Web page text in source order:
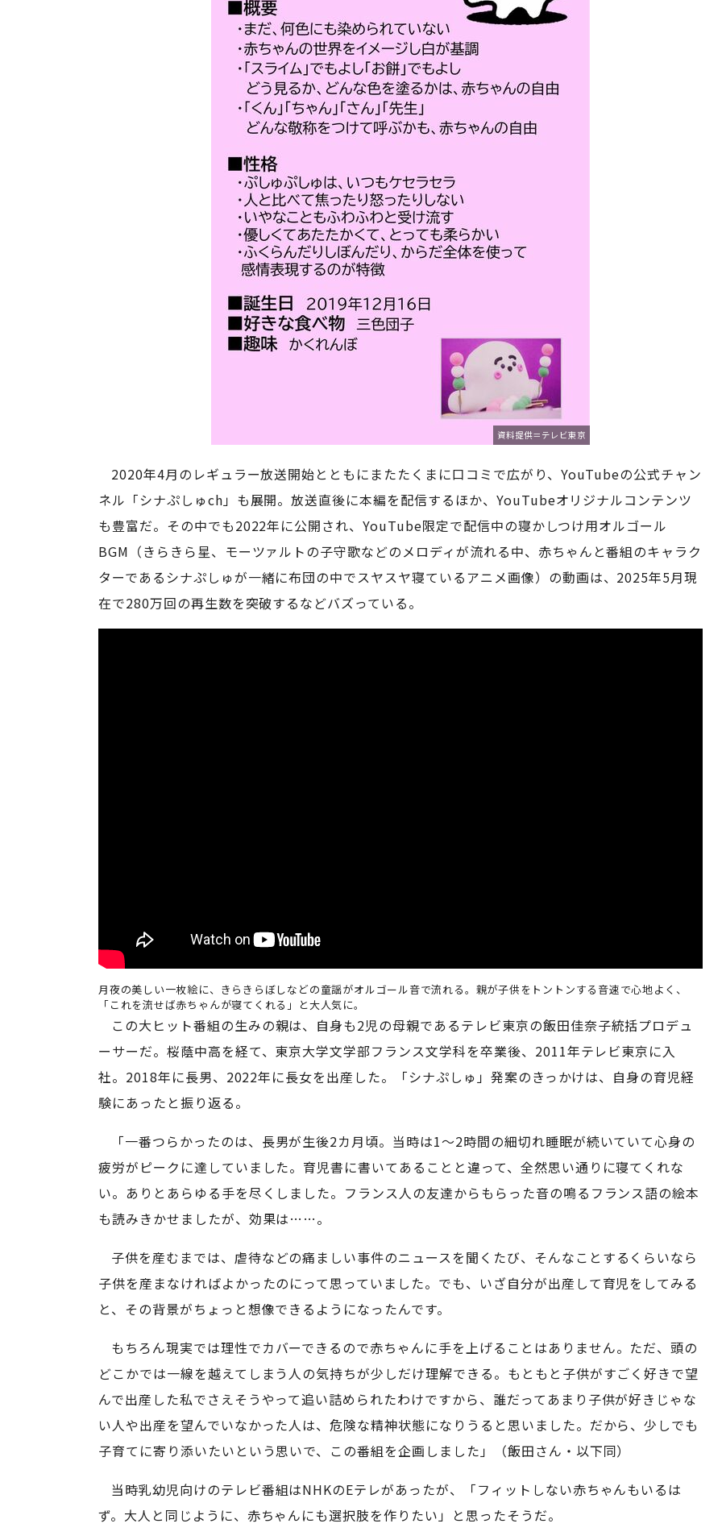
資料提供＝テレビ東京
2020年4月のレギュラー放送開始とともにまたたくまに口コミで広がり、YouTubeの公式チャン
ネル「シナぷしゅch」も展開。放送直後に本編を配信するほか、YouTubeオリジナルコンテンツ
も豊富だ。その中でも2022年に公開され、YouTube限定で配信中の寝かしつけ用オルゴール
BGM（きらきら星、モーツァルトの子守歌などのメロディが流れる中、赤ちゃんと番組のキャラク
ターであるシナぷしゅが一緒に布団の中でスヤスヤ寝ているアニメ画像）の動画は、2025年5月現
在で280万回の再生数を突破するなどバズっている。
月夜の美しい一枚絵に、きらきらぼしなどの童謡がオルゴール音で流れる。親が子供をトントンする音速で心地よく、
「これを流せば赤ちゃんが寝てくれる」と大人気に。
この大ヒット番組の生みの親は、自身も2児の母親であるテレビ東京の飯田佳奈子統括プロデュ
ーサーだ。桜蔭中高を経て、東京大学文学部フランス文学科を卒業後、2011年テレビ東京に入
社。2018年に長男、2022年に長女を出産した。「シナぷしゅ」発案のきっかけは、自身の育児経
験にあったと振り返る。
「一番つらかったのは、長男が生後2カ月頃。当時は1～2時間の細切れ睡眠が続いていて心身の
疲労がピークに達していました。育児書に書いてあることと違って、全然思い通りに寝てくれな
い。ありとあらゆる手を尽くしました。フランス人の友達からもらった音の鳴るフランス語の絵本
も読みきかせましたが、効果は……。
子供を産むまでは、虐待などの痛ましい事件のニュースを聞くたび、そんなことするくらいなら
子供を産まなければよかったのにって思っていました。でも、いざ自分が出産して育児をしてみる
と、その背景がちょっと想像できるようになったんです。
もちろん現実では理性でカバーできるので赤ちゃんに手を上げることはありません。ただ、頭の
どこかでは一線を越えてしまう人の気持ちが少しだけ理解できる。もともと子供がすごく好きで望
んで出産した私でさえそうやって追い詰められたわけですから、誰だってあまり子供が好きじゃな
い人や出産を望んでいなかった人は、危険な精神状態になりうると思いました。だから、少しでも
子育てに寄り添いたいという思いで、この番組を企画しました」（飯田さん・以下同）
当時乳幼児向けのテレビ番組はNHKのEテレがあったが、「フィットしない赤ちゃんもいるは
ず。大人と同じように、赤ちゃんにも選択肢を作りたい」と思ったそうだ。